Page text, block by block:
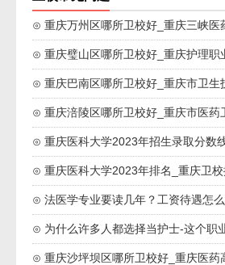
⊙ 重庆万州区哪所卫校好_重庆三峡医
⊙ 重庆璧山区哪所卫校好_重庆护理职
⊙ 重庆巴南区哪所卫校好_重庆市卫生
⊙ 重庆涪陵区哪所卫校好_重庆市医药
⊙ 重庆医科大学2023年招生录取分数
⊙ 重庆医科大学2023年排名_重庆卫校
⊙ 法医学专业要读几年？工资待遇怎么
⊙ 为什么许多人都选择当护士-这个职
⊙ 重庆沙坪坝区哪所卫校好_重庆医药